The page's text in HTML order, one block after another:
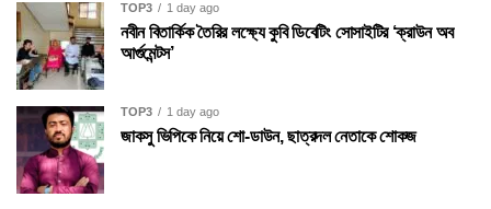
TOP3 1 day ago
নবীন বিতার্কিক তৈরির লক্ষ্যে কুবি ডিবেটিং সোসাইটির ‘ক্রাউন অব
আর্গুমেন্টস’
TOP3 1 day ago
জাকসু ভিপিকে নিয়ে শো-ডাউন, ছাত্রদল নেতাকে শোকজ